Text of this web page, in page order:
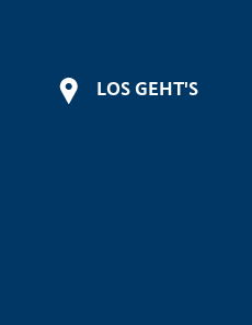
LOS GEHT'S